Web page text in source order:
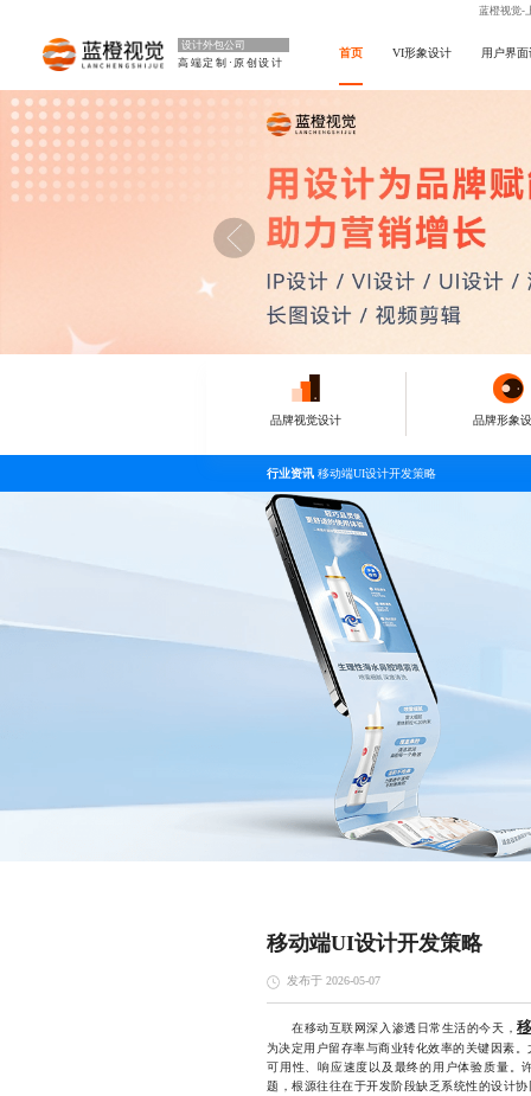
蓝橙视觉-
设计外包公司
高端定制·原创设计
首页 VI形象设计 用户界面
品牌视觉设计 品牌形象
行业资讯 移动端UI设计开发策略
移动端UI设计开发策略
发布于 2026-05-07
在移动互联网深入渗透日常生活的今天，
为决定用户留存率与商业转化效率的关键因素。
可用性、响应速度以及最终的用户体验质量。
题，根源往往在于开发阶段缺乏系统性的设计